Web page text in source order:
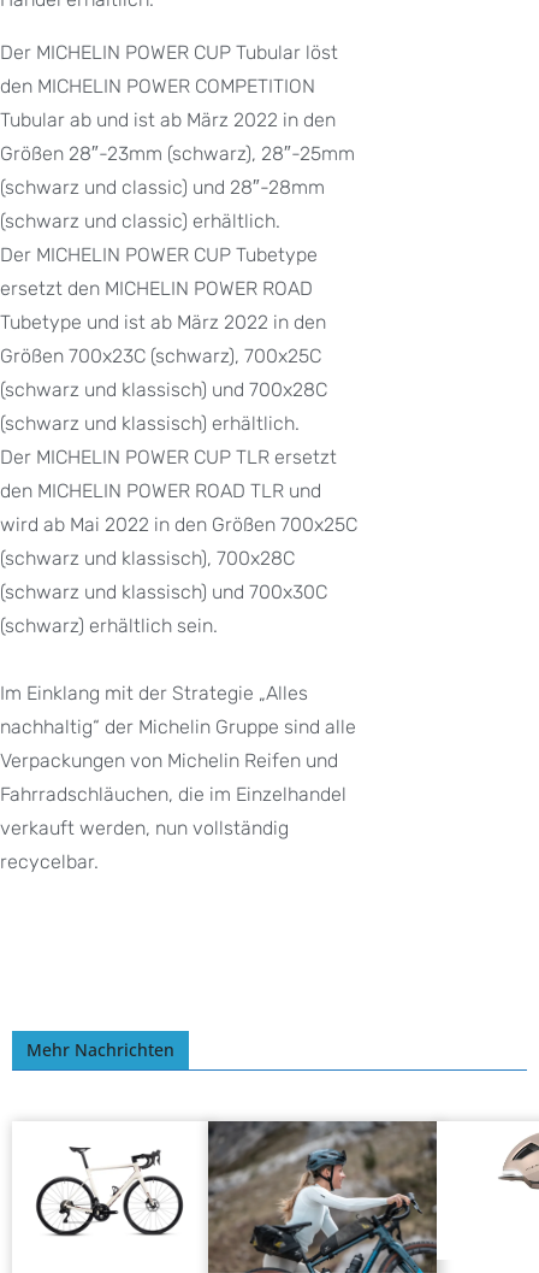
Der MICHELIN POWER CUP Tubular löst
den MICHELIN POWER COMPETITION
Tubular ab und ist ab März 2022 in den
Größen 28″-23mm (schwarz), 28″-25mm
(schwarz und classic) und 28″-28mm
(schwarz und classic) erhältlich.
Der MICHELIN POWER CUP Tubetype
ersetzt den MICHELIN POWER ROAD
Tubetype und ist ab März 2022 in den
Größen 700x23C (schwarz), 700x25C
(schwarz und klassisch) und 700x28C
(schwarz und klassisch) erhältlich.
Der MICHELIN POWER CUP TLR ersetzt
den MICHELIN POWER ROAD TLR und
wird ab Mai 2022 in den Größen 700x25C
(schwarz und klassisch), 700x28C
(schwarz und klassisch) und 700x30C
(schwarz) erhältlich sein.
Im Einklang mit der Strategie „Alles
nachhaltig“ der Michelin Gruppe sind alle
Verpackungen von Michelin Reifen und
Fahrradschläuchen, die im Einzelhandel
verkauft werden, nun vollständig
recycelbar.
Mehr Nachrichten